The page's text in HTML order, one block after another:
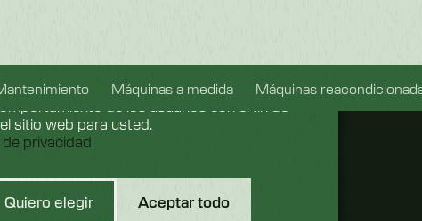
Máquinas a medida Máquinas
de cookies
la mejor experiencia posible. También
sitio web para usted.
privacidad
Quiero elegir Aceptar todo